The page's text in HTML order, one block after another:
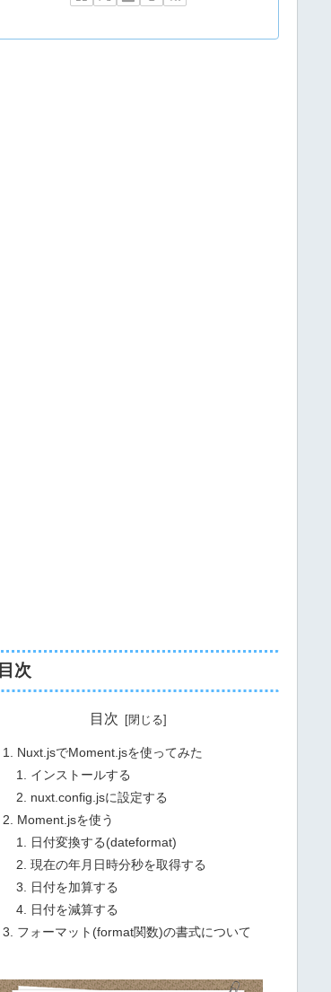
目次
目次
Nuxt.jsでMoment.jsを使ってみた
インストールする
nuxt.config.jsに設定する
Moment.jsを使う
日付変換する(dateformat)
現在の年月日時分秒を取得する
日付を加算する
日付を減算する
フォーマット(format関数)の書式について